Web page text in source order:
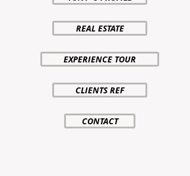
REAL ESTATE
EXPERIENCE TOUR
CLIENTS REF
CONTACT